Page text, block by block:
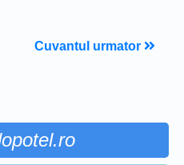
Cuvantul urmator